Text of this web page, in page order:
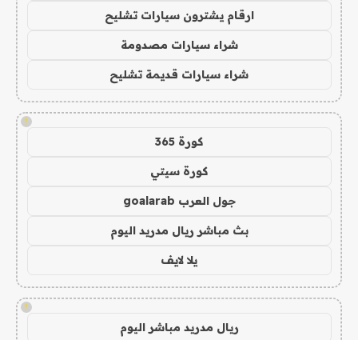
ارقام يشترون سيارات تشليح
شراء سيارات مصدومة
شراء سيارات قديمة تشليح
!
كورة 365
كورة سيتي
جول العرب goalarab
بث مباشر ريال مدريد اليوم
يلا لايف
!
ريال مدريد مباشر اليوم